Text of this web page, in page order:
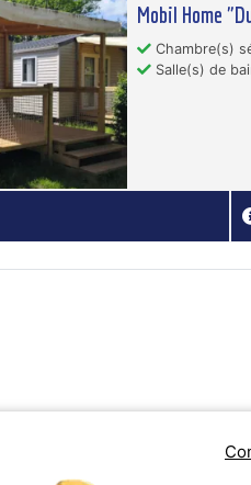
Mobil Home
Chambre(s)
Salle(s) de